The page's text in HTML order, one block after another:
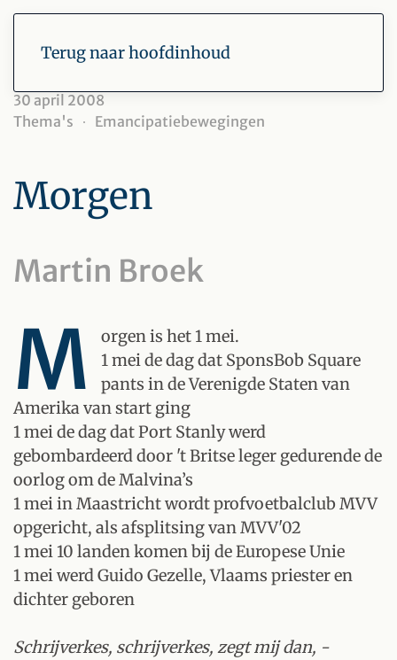
Terug naar hoofdinhoud
30 april 2008
Thema's
Emancipatiebewegingen
Morgen
Martin Broek
M
orgen is het 1 mei.
1 mei de dag dat SponsBob Square
pants in de Verenigde Staten van
Amerika van start ging
1 mei de dag dat Port Stanly werd
gebombardeerd door 't Britse leger gedurende de
oorlog om de Malvina’s
1 mei in Maastricht wordt profvoetbalclub MVV
opgericht, als afsplitsing van MVV'02
1 mei 10 landen komen bij de Europese Unie
1 mei werd Guido Gezelle, Vlaams priester en
dichter geboren
Schrijverkes, schrijverkes, zegt mij dan, -